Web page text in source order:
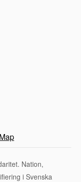
Nation,
i Svenska